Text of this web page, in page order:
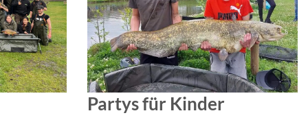
Partys für Kinder